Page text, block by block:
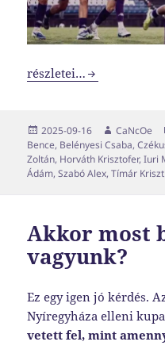
Több, mint továbbjutás
részletei…
Közzétéve
2025-09-16 Szerző
CaNcOe
Bence, Belényesi Csaba,
Zoltán, Horváth Krisztofer,Iuri
Ádám,Szabó Alex,Tímár
Akkor most
vagyunk?
Ez egy igen jó kérdés.
Nyíregyháza elleni
vetett fel, mint